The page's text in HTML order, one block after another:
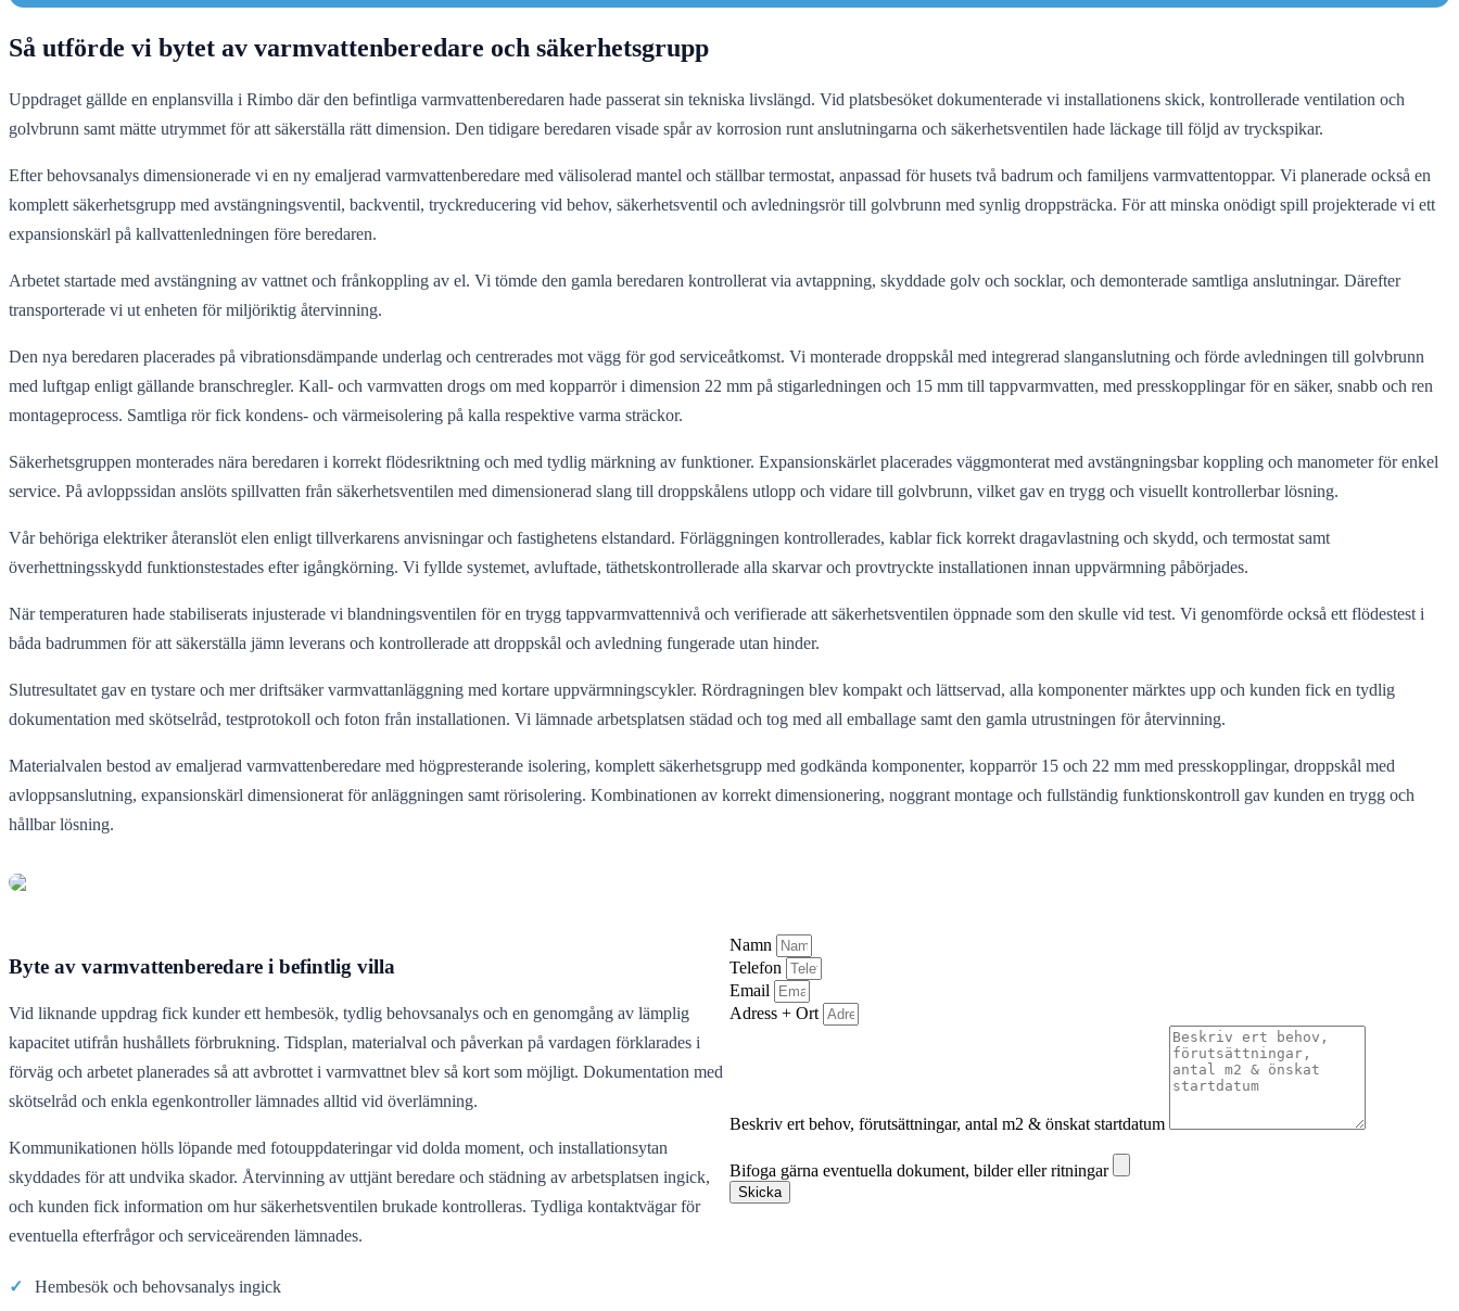
Så utförde vi bytet av varmvattenberedare och säkerhetsgrupp
Uppdraget gällde en enplansvilla i Rimbo där den befintliga varmvattenberedaren hade passerat sin tekniska livslängd. Vid platsbesöket dokumenterade vi installationens skick, kontrollerade ventilation och
golvbrunn samt mätte utrymmet för att säkerställa rätt dimension. Den tidigare beredaren visade spår av korrosion runt anslutningarna och säkerhetsventilen hade läckage till följd av tryckspikar.
Efter behovsanalys dimensionerade vi en ny emaljerad varmvattenberedare med välisolerad mantel och ställbar termostat, anpassad för husets två badrum och familjens varmvattentoppar. Vi planerade också en
komplett säkerhetsgrupp med avstängningsventil, backventil, tryckreducering vid behov, säkerhetsventil och avledningsrör till golvbrunn med synlig droppsträcka. För att minska onödigt spill projekterade vi ett
expansionskärl på kallvattenledningen före beredaren.
Arbetet startade med avstängning av vattnet och frånkoppling av el. Vi tömde den gamla beredaren kontrollerat via avtappning, skyddade golv och socklar, och demonterade samtliga anslutningar. Därefter
transporterade vi ut enheten för miljöriktig återvinning.
Den nya beredaren placerades på vibrationsdämpande underlag och centrerades mot vägg för god serviceåtkomst. Vi monterade droppskål med integrerad slanganslutning och förde avledningen till golvbrunn
med luftgap enligt gällande branschregler. Kall- och varmvatten drogs om med kopparrör i dimension 22 mm på stigarledningen och 15 mm till tappvarmvatten, med presskopplingar för en säker, snabb och ren
montageprocess. Samtliga rör fick kondens- och värmeisolering på kalla respektive varma sträckor.
Säkerhetsgruppen monterades nära beredaren i korrekt flödesriktning och med tydlig märkning av funktioner. Expansionskärlet placerades väggmonterat med avstängningsbar koppling och manometer för enkel
service. På avloppssidan anslöts spillvatten från säkerhetsventilen med dimensionerad slang till droppskålens utlopp och vidare till golvbrunn, vilket gav en trygg och visuellt kontrollerbar lösning.
Vår behöriga elektriker återanslöt elen enligt tillverkarens anvisningar och fastighetens elstandard. Förläggningen kontrollerades, kablar fick korrekt dragavlastning och skydd, och termostat samt
överhettningsskydd funktionstestades efter igångkörning. Vi fyllde systemet, avluftade, täthetskontrollerade alla skarvar och provtryckte installationen innan uppvärmning påbörjades.
När temperaturen hade stabiliserats injusterade vi blandningsventilen för en trygg tappvarmvattennivå och verifierade att säkerhetsventilen öppnade som den skulle vid test. Vi genomförde också ett flödestest i
båda badrummen för att säkerställa jämn leverans och kontrollerade att droppskål och avledning fungerade utan hinder.
Slutresultatet gav en tystare och mer driftsäker varmvattanläggning med kortare uppvärmningscykler. Rördragningen blev kompakt och lättservad, alla komponenter märktes upp och kunden fick en tydlig
dokumentation med skötselråd, testprotokoll och foton från installationen. Vi lämnade arbetsplatsen städad och tog med all emballage samt den gamla utrustningen för återvinning.
Materialvalen bestod av emaljerad varmvattenberedare med högpresterande isolering, komplett säkerhetsgrupp med godkända komponenter, kopparrör 15 och 22 mm med presskopplingar, droppskål med
avloppsanslutning, expansionskärl dimensionerat för anläggningen samt rörisolering. Kombinationen av korrekt dimensionering, noggrant montage och fullständig funktionskontroll gav kunden en trygg och
hållbar lösning.
Byte av varmvattenberedare i befintlig villa
Vid liknande uppdrag fick kunder ett hembesök, tydlig behovsanalys och en genomgång av lämplig
kapacitet utifrån hushållets förbrukning. Tidsplan, materialval och påverkan på vardagen förklarades i
förväg och arbetet planerades så att avbrottet i varmvattnet blev så kort som möjligt. Dokumentation med
skötselråd och enkla egenkontroller lämnades alltid vid överlämning.
Kommunikationen hölls löpande med fotouppdateringar vid dolda moment, och installationsytan
skyddades för att undvika skador. Återvinning av uttjänt beredare och städning av arbetsplatsen ingick,
och kunden fick information om hur säkerhetsventilen brukade kontrolleras. Tydliga kontaktvägar för
eventuella efterfrågor och serviceärenden lämnades.
✓ Hembesök och behovsanalys ingick
Namn
Telefon
Email
Adress + Ort
Beskriv ert behov, förutsättningar, antal m2 & önskat startdatum
Bifoga gärna eventuella dokument, bilder eller ritningar
Skicka